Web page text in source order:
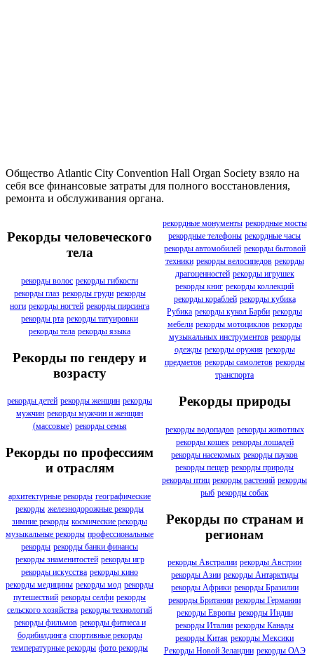
Общество Atlantic City Convention Hall Organ Society взяло на
себя все финансовые затраты для полного восстановления,
ремонта и обслуживания органа.
Рекорды человеческого
тела
рекорды волос рекорды гибкости
рекорды глаз рекорды груди рекорды
ноги рекорды ногтей рекорды пирсинга
рекорды рта рекорды татуировки
рекорды тела рекорды языка
Рекорды по гендеру и
возрасту
рекорды детей рекорды женщин рекорды
мужчин рекорды мужчин и женщин
(массовые) рекорды семья
Рекорды по профессиям
и отраслям
архитектурные рекорды географические
рекорды железнодорожные рекорды
зимние рекорды космические рекорды
музыкальные рекорды профессиональные
рекорды рекорды банки финансы
рекорды знаменитостей рекорды игр
рекорды искусства рекорды кино
рекорды медицины рекорды мод рекорды
путешествий рекорды селфи рекорды
сельского хозяйства рекорды технологий
рекорды фильмов рекорды фитнеса и
бодибилдинга спортивные рекорды
температурные рекорды фото рекорды
рекордные монументы рекордные мосты
рекордные телефоны рекордные часы
рекорды автомобилей рекорды бытовой
техники рекорды велосипедов рекорды
драгоценностей рекорды игрушек
рекорды книг рекорды коллекций
рекорды кораблей рекорды кубика
Рубика рекорды кукол Барби рекорды
мебели рекорды мотоциклов рекорды
музыкальных инструментов рекорды
одежды рекорды оружия рекорды
предметов рекорды самолетов рекорды
транспорта
Рекорды природы
рекорды водопадов рекорды животных
рекорды кошек рекорды лошадей
рекорды насекомых рекорды пауков
рекорды пещер рекорды природы
рекорды птиц рекорды растений рекорды
рыб рекорды собак
Рекорды по странам и
регионам
рекорды Австралии рекорды Австрии
рекорды Азии рекорды Антарктиды
рекорды Африки рекорды Бразилии
рекорды Британии рекорды Германии
рекорды Европы рекорды Индии
рекорды Италии рекорды Канады
рекорды Китая рекорды Мексики
Рекорды Новой Зеландии рекорды ОАЭ